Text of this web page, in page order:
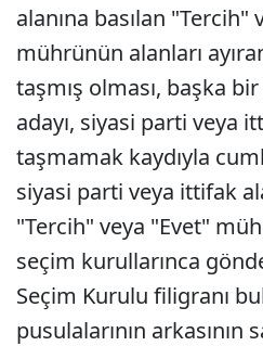
alanına basılan "Tercih"
mührünün alanları
taşmış olması, başka
adayı, siyasi parti veya
taşmamak kaydıyla
siyasi parti veya ittifak
"Tercih" veya "Evet"
seçim kurullarınca
Seçim Kurulu filigranı
pusulalarının arkasının